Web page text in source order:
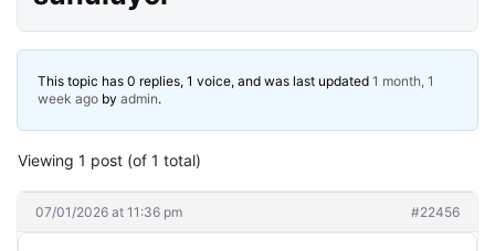
This topic has 0 replies, 1 voice, and was last updated 1 month, 1
week ago by admin.
Viewing 1 post (of 1 total)
07/01/2026 at 11:36 pm #22456